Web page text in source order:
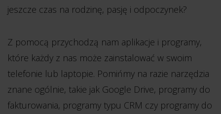
jeszcze czas na rodzinę, pasję i odpoczynek?
Z pomocą przychodzą nam aplikacje i programy,
które każdy z nas może zainstalować w swoim
telefonie lub laptopie. Pomińmy na razie narzędzia
znane ogólnie, takie jak Google Drive, programy do
fakturowania, programy typu CRM czy programy do